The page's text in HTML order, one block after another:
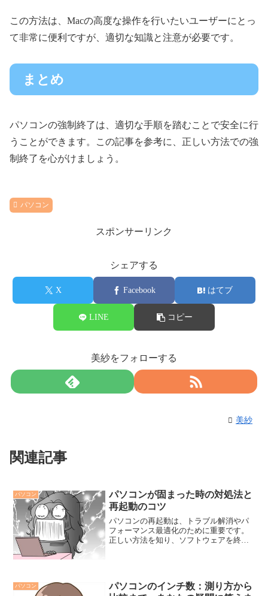
この方法は、Macの高度な操作を行いたいユーザーにとっ
て非常に便利ですが、適切な知識と注意が必要です。
まとめ
パソコンの強制終了は、適切な手順を踏むことで安全に行
うことができます。この記事を参考に、正しい方法での強
制終了を心がけましょう。
パソコン
スポンサーリンク
シェアする
X Facebook はてブ
LINE コピー
美紗をフォローする
美紗
関連記事
パソコン
パソコンが固まった時の対処法と
再起動のコツ
パソコンの再起動は、トラブル解消やパ
フォーマンス最適化のために重要です。
正しい方法を知り、ソフトウェアを終了
かせません。アップデートも重要で、パ
ソコンの安定性を向上させます。これら
パソコン
パソコンのインチ数：測り方から